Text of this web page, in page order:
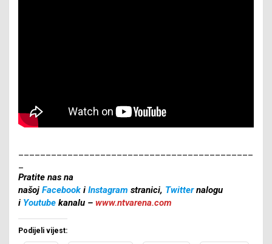
Pratite nas na
našoj Facebook i Instagram stranici, Twitternalogu
i Youtube kanalu – www.ntvarena.com
Podijeli vijest: